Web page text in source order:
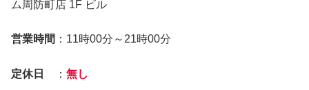
ム周防町店 1F ビル
営業時間 ：11時00分～21時00分
定休日 ： 無し